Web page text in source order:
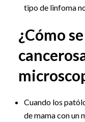
tipo de linfoma
¿Cómo
Cuando los
de mama con un